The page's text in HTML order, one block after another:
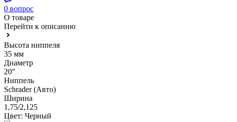
0 вопрос
О товаре
Перейти к описанию
Высота ниппеля
35 мм
Диаметр
20"
Ниппель
Schrader (Авто)
Ширина
1,75/2,125
Цвет: Черный